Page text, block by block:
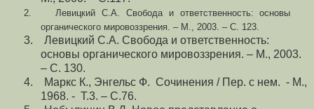
2.
Левицкий С.А. Свобода и ответственность: основы
органического мировоззрения. – М., 2003. – С. 123.
3.
Левицкий С.А. Свобода и ответственность:
основы органического мировоззрения. – М., 2003.
– С. 130.
4.
Маркс К., Энгельс Ф. Сочинения / Пер. с нем. - М.,
1968. - Т.3. – С.76.